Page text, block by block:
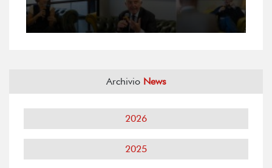
Archivio News
2026
2025